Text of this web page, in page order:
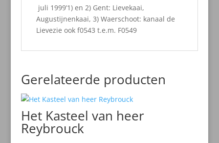
juli 1999’1) en 2) Gent: Lievekaai,
Augustijnenkaai, 3) Waerschoot: kanaal de
Lievezie ook f0543 t.e.m. F0549
Gerelateerde producten
Het Kasteel van heer
Reybrouck